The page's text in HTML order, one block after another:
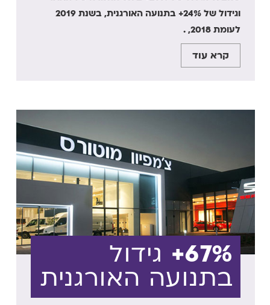
וגידול של 24%+ בתנועה האורגנית, בשנת 2019
לעומת 2018, .
קרא עוד
67%+ גידול
בתנועה האורגנית